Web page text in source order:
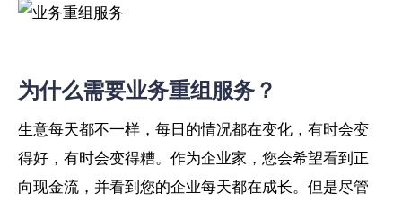
为什么需要业务重组服务？
生意每天都不一样，每日的情况都在变化，有时会变
得好，有时会变得糟。作为企业家，您会希望看到正
向现金流，并看到您的企业每天都在成长。但是尽管